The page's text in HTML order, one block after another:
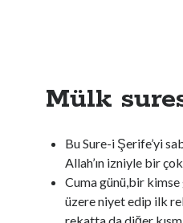
Mülk
Bu Sure-i Şerife’yi
Allah’ın izniyle bir
Cuma günü,bir kimse
üzere niyet edip ilk